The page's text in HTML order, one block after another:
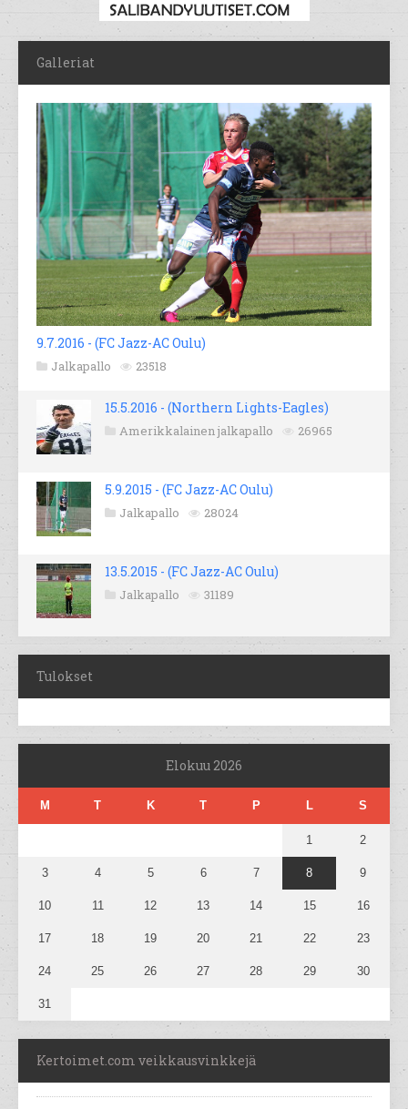
Galleriat
9.7.2016 - (FC Jazz-AC Oulu)
Jalkapallo 23518
15.5.2016 - (Northern Lights-Eagles)
Amerikkalainen jalkapallo 26965
5.9.2015 - (FC Jazz-AC Oulu)
Jalkapallo 28024
13.5.2015 - (FC Jazz-AC Oulu)
Jalkapallo 31189
Tulokset
Elokuu 2026
M T K T P L S
1 2
3 4 5 6 7 8 9
10 11 12 13 14 15 16
17 18 19 20 21 22 23
24 25 26 27 28 29 30
31
Kertoimet.com veikkausvinkkejä